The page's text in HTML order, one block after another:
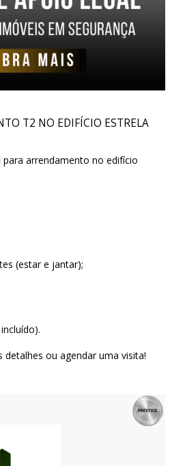
T2 NO EDIFÍCIO ESTRELA
arrendamento no edifício
(estar e jantar);
ou agendar uma visita!